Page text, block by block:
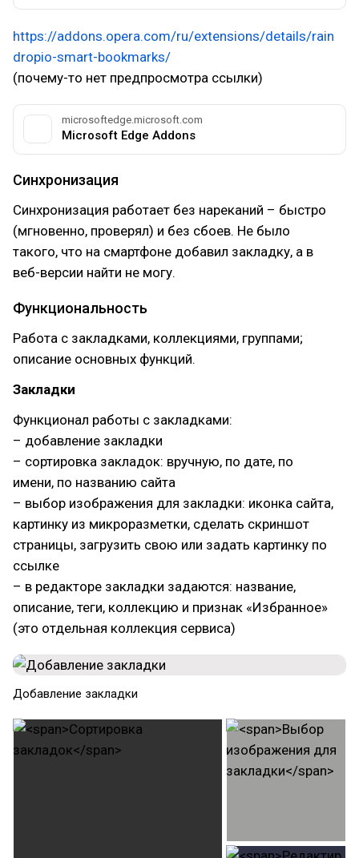
https://addons.opera.com/ru/extensions/details/rain
dropio-smart-bookmarks/
(почему-то нет предпросмотра ссылки)
microsoftedge.microsoft.com
Microsoft Edge Addons
Синхронизация
Синхронизация работает без нареканий – быстро
(мгновенно, проверял) и без сбоев. Не было
такого, что на смартфоне добавил закладку, а в
веб-версии найти не могу.
Функциональность
Работа с закладками, коллекциями, группами;
описание основных функций.
Закладки
Функционал работы с закладками:
– добавление закладки
– cортировка закладок: вручную, по дате, по
имени, по названию сайта
– выбор изображения для закладки: иконка сайта,
картинку из микроразметки, сделать скриншот
страницы, загрузить свою или задать картинку по
ссылке
– в редакторе закладки задаются: название,
описание, теги, коллекцию и признак «Избранное»
(это отдельная коллекция сервиса)
Добавление закладки